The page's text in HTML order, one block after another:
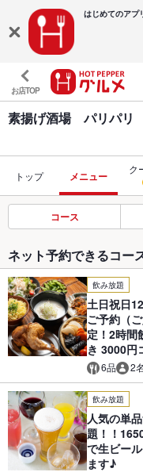
はじめてのアプ
お店TOP
素揚げ酒場 パリパリ
トップ メニュー
ク
コース
ネット予約できるコー
飲み放題
土日祝日
ご予約（
定！2時間
き 3000円
6品 2
飲み放題
人気の単
題！！
で生ビー
ます♪